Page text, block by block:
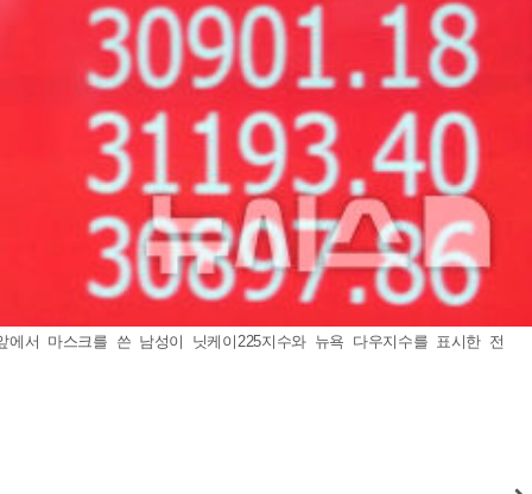
서 마스크를 쓴 남성이 닛케이225지수와 뉴욕 다우지수를 표시한 전